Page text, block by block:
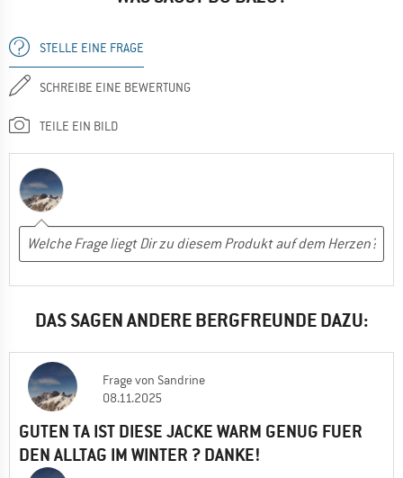
STELLE EINE FRAGE
SCHREIBE EINE BEWERTUNG
TEILE EIN BILD
DAS SAGEN ANDERE BERGFREUNDE DAZU:
Fragevon Sandrine
08.11.2025
GUTEN TA IST DIESE JACKE WARM GENUG FUER
DEN ALLTAG IM WINTER ? DANKE!